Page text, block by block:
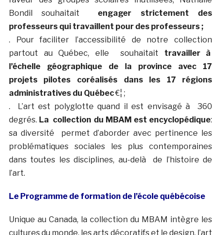
Bondil souhaitait engager strictement des
professeurs qui travaillent pour des professeurs ;
. Pour faciliter l’accessibilité de notre collection
partout au Québec, elle souhaitait travailler à
l’échelle géographique de la province avec 17
projets pilotes coréalisés dans les 17 régions
administratives du Québec€¦ ;
. L’art est polyglotte quand il est envisagé à 360
degrés. La collection du MBAM est encyclopédique:
sa diversité permet d’aborder avec pertinence les
problématiques sociales les plus contemporaines
dans toutes les disciplines, au-delà de l’histoire de
l’art.
Le Programme de formation de l’école québécoise
Unique au Canada, la collection du MBAM intègre les
cultures du monde, les arts décoratifs et le design, l’art